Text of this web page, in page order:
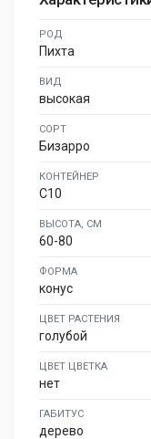
РОД
Пихта
ВИД
высокая
СОРТ
Бизарро
КОНТЕЙНЕР
C10
ВЫСОТА, СМ
60-80
ФОРМА
конус
ЦВЕТ РАСТЕНИЯ
голубой
ЦВЕТ ЦВЕТКА
нет
ГАБИТУС
дерево